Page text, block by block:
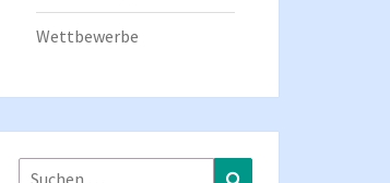
Wettbewerbe
Suchen